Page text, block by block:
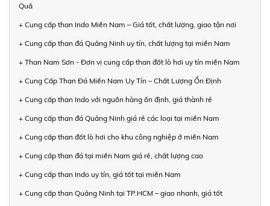
Quả
+ Cung cấp than Indo Miền Nam – Giá tốt, chất lượng, giao tận nơi
+ Cung cấp than đá Quảng Ninh uy tín, chất lượng tại miền Nam
+ Than Nam Sơn - Đơn vị cung cấp than đốt lò hơi uy tín miền Nam
+ Cung Cấp Than Đá Miền Nam Uy Tín – Chất Lượng Ổn Định
+ Cung cấp than Indo với nguồn hàng ổn định, giá thành rẻ
+ Cung cấp than đá Quảng Ninh giá rẻ các loại tại miền Nam
+ Cung cấp than đốt lò hơi cho khu công nghiệp ở miền Nam
+ Cung cấp than đá tại miền Nam giá rẻ, chất lượng cao
+ Cung cấp than Indo uy tín, giá tốt tại miền Nam
+ Cung cấp than Quảng Ninh tại TP.HCM – giao nhanh, giá tốt